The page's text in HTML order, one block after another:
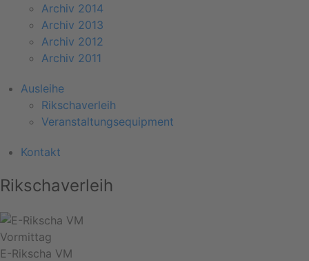
Archiv 2014
Archiv 2013
Archiv 2012
Archiv 2011
Ausleihe
Rikschaverleih
Veranstaltungsequipment
Kontakt
Rikschaverleih
Vormittag
E-Rikscha VM